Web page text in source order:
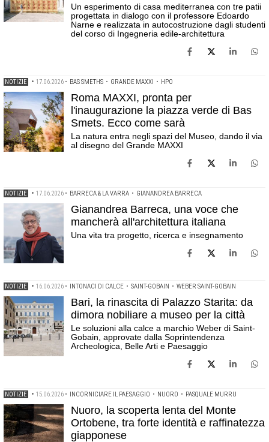
Un esperimento di casa mediterranea con tre patii
progettata in dialogo con il professore Edoardo
Narne e realizzata in autocostruzione dagli studenti
del corso di Ingegneria edile-architettura
NOTIZIE • 17.06.2026 • BAS SMETHS • GRANDE MAXXI • HPO
Roma MAXXI, pronta per
l'inaugurazione la piazza verde di Bas
Smets. Ecco come sarà
La natura entra negli spazi del Museo, dando il via
al disegno del Grande MAXXI
NOTIZIE • 17.06.2026 • BARRECA & LA VARRA • GIANANDREA BARRECA
Gianandrea Barreca, una voce che
mancherà all'architettura italiana
Una vita tra progetto, ricerca e insegnamento
NOTIZIE • 16.06.2026 • INTONACI DI CALCE • SAINT-GOBAIN • WEBER SAINT-GOBAIN
Bari, la rinascita di Palazzo Starita: da
dimora nobiliare a museo per la città
Le soluzioni alla calce a marchio Weber di Saint-
Gobain, approvate dalla Soprintendenza
Archeologica, Belle Arti e Paesaggio
NOTIZIE • 15.06.2026 • INCORNICIARE IL PAESAGGIO • NUORO • PASQUALE MURRU
Nuoro, la scoperta lenta del Monte
Ortobene, tra forte identità e raffinatezza
giapponese